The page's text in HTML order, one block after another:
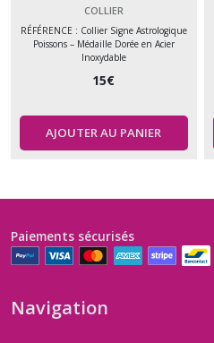
COLLIER
RÉFÉRENCE : Collier Signe Astrologique
Poissons – Médaille Dorée en Acier
Inoxydable
15€
AJOUTER AU PANIER
Paiements sécurisés
Navigation